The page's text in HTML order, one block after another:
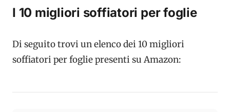
I 10 migliori soffiatori per foglie
Di seguito trovi un elenco dei 10 migliori
soffiatori per foglie presenti su Amazon: